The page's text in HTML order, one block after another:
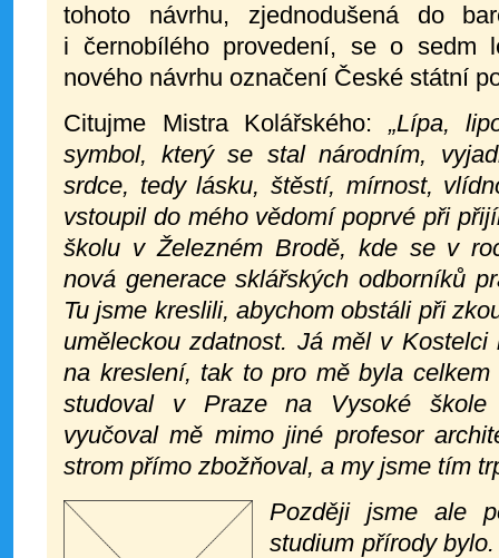
tohoto návrhu, zjednodušená do
i černobílého provedení, se o sedm
nového návrhu označení České státní
Citujme Mistra Kolářského: „Lípa,
symbol, který se stal národním,
srdce, tedy lásku, štěstí, mírnost,
vstoupil do mého vědomí poprvé při
školu v Železném Brodě, kde se v
nová generace sklářských odborníků
Tu jsme kreslili, abychom obstáli při
uměleckou zdatnost. Já měl v
na kreslení, tak to pro mě byla
studoval v Praze na Vysoké škole
vyučoval mě mimo jiné profesor
strom přímo zbožňoval, a my jsme tím
Později jsme ale
studium přírody